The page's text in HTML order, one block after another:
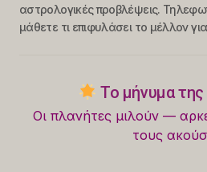
αστρολογικές προβλέψεις.
μάθετε τι επιφυλάσει το μέλλον
Το μήνυμα
Οι πλανήτες μιλούν —
τους